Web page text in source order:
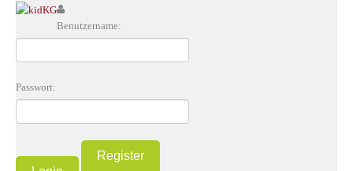
Benutzername:
Passwort:
Register